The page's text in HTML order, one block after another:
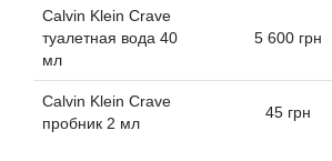
Calvin Klein Crave
туалетная вода 40
мл
5 600 грн
Calvin Klein Crave
пробник 2 мл
45 грн
Alexandre Barthet
Alexandre J